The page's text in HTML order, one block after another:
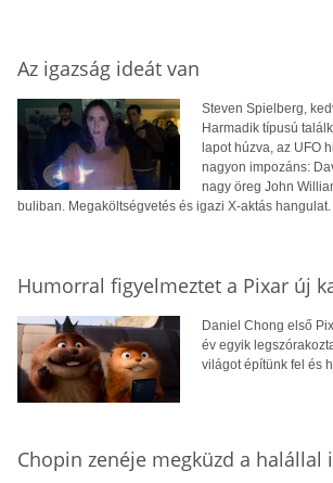
Az igazság ideát van
Steven Spielberg,
Harmadik típusú
lapot húzva, az UFO
nagyon impozáns:
nagy öreg John
buliban. Megaköltségvetés és igazi X-aktás
Humorral figyelmeztet a Pixar új
Daniel Chong első
év egyik
világot építünk fel és
Chopin zenéje megküzd a halállal